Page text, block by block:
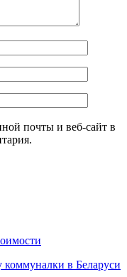
почты и веб-сайт в
коммуналки в Беларуси